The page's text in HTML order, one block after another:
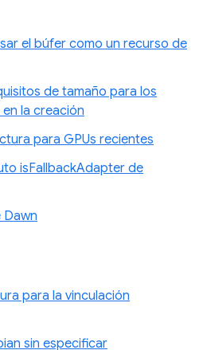
el búfer como un recurso de
de tamaño para los
la creación
para GPUs recientes
isFallbackAdapter de
Dawn
para la vinculación
sin especificar